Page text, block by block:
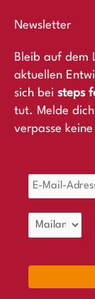
Newsletter
Bleib auf dem
aktuellen
sich bei steps
tut. Melde
verpasse